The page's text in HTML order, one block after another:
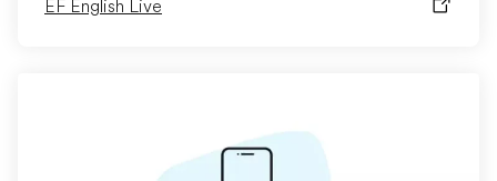
EF English Live